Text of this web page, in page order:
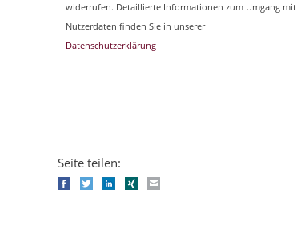
widerrufen. Detaillierte Informationen zum Umgang mit
Nutzerdaten finden Sie in unserer
Datenschutzerklärung
Seite teilen:
FacebookTwitterLinkedIn
Xing